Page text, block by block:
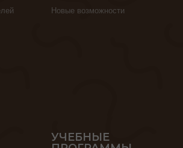
Новые возможности
УЧЕБНЫЕ